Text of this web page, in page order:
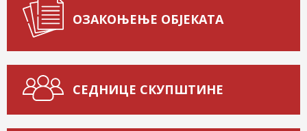
ОЗАКОЊЕЊЕ ОБЈЕКАТА
СЕДНИЦЕ СКУПШТИНЕ